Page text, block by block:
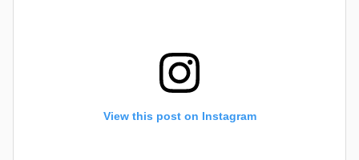
View this post on Instagram